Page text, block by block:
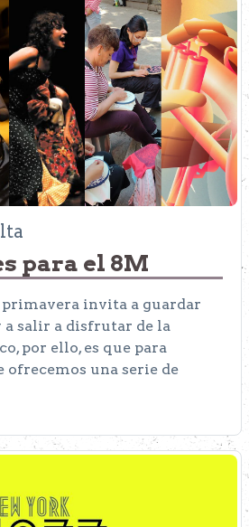
para el 8M
primavera invita a guardar
a salir a disfrutar de la
por ello, es que para
ofrecemos una serie de